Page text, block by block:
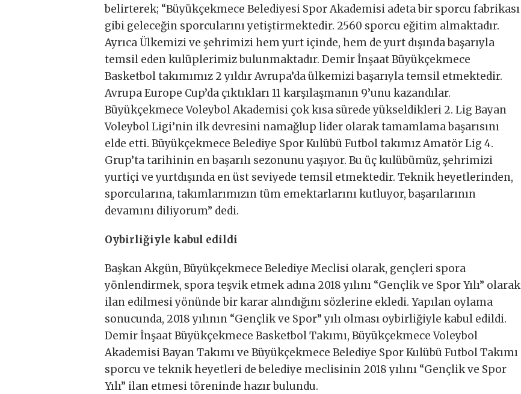
belirterek; “Büyükçekmece Belediyesi Spor Akademisi adeta bir sporcu fabrikası
gibi geleceğin sporcularını yetiştirmektedir. 2560 sporcu eğitim almaktadır.
Ayrıca Ülkemizi ve şehrimizi hem yurt içinde, hem de yurt dışında başarıyla
temsil eden kulüplerimiz bulunmaktadır. Demir İnşaat Büyükçekmece
Basketbol takımımız 2 yıldır Avrupa’da ülkemizi başarıyla temsil etmektedir.
Avrupa Europe Cup’da çıktıkları 11 karşılaşmanın 9’unu kazandılar.
Büyükçekmece Voleybol Akademisi çok kısa sürede yükseldikleri 2. Lig Bayan
Voleybol Ligi’nin ilk devresini namağlup lider olarak tamamlama başarısını
elde etti. Büyükçekmece Belediye Spor Kulübü Futbol takımız Amatör Lig 4.
Grup’ta tarihinin en başarılı sezonunu yaşıyor. Bu üç kulübümüz, şehrimizi
yurtiçi ve yurtdışında en üst seviyede temsil etmektedir. Teknik heyetlerinden,
sporcularına, takımlarımızın tüm emektarlarını kutluyor, başarılarının
devamını diliyorum” dedi.
Oybirliğiyle kabul edildi
Başkan Akgün, Büyükçekmece Belediye Meclisi olarak, gençleri spora
yönlendirmek, spora teşvik etmek adına 2018 yılını “Gençlik ve Spor Yılı” olarak
ilan edilmesi yönünde bir karar alındığını sözlerine ekledi. Yapılan oylama
sonucunda, 2018 yılının “Gençlik ve Spor” yılı olması oybirliğiyle kabul edildi.
Demir İnşaat Büyükçekmece Basketbol Takımı, Büyükçekmece Voleybol
Akademisi Bayan Takımı ve Büyükçekmece Belediye Spor Kulübü Futbol Takımı
sporcu ve teknik heyetleri de belediye meclisinin 2018 yılını “Gençlik ve Spor
Yılı” ilan etmesi töreninde hazır bulundu.